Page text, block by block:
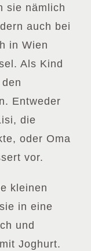
sie nämlich
auch bei
in Wien
Als Kind
Entweder
die
oder Oma
vor.
kleinen
in eine
und
Joghurt.